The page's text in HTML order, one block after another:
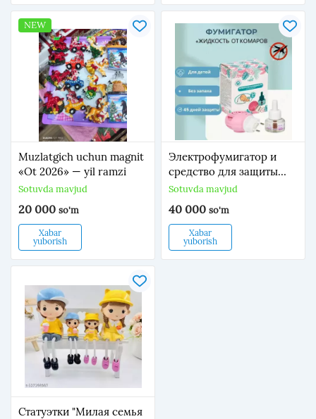
на каблуках они или без
каблуков с
удовольствием! Смягче
позволяет комфортно
работать, езди
NEW
Muzlatgich uchun magnit
«Ot 2026» — yil ramzi
Sotuvda mavjud
20 000 so'm
Xabar
yuborish
Электрофумигатор и
средство для защиты
детей от комаров
Sotuvda mavjud
40 000 so'm
Xabar
yuborish
Статуэтки "Милая семья